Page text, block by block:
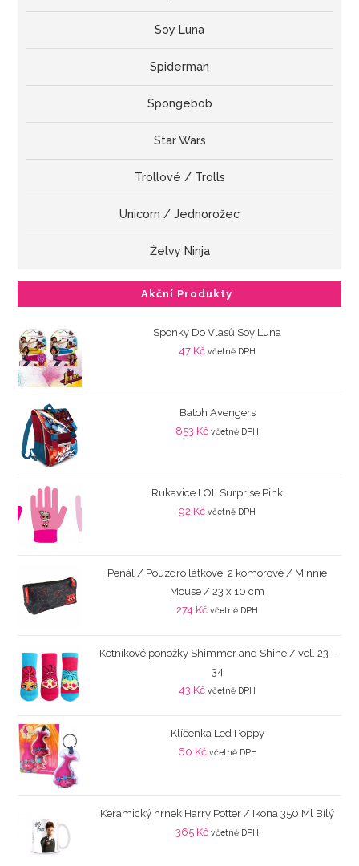
Soy Luna
Spiderman
Spongebob
Star Wars
Trollové / Trolls
Unicorn / Jednorožec
Želvy Ninja
Akční Produkty
Sponky Do Vlasů Soy Luna
47 Kč včetně DPH
Batoh Avengers
853 Kč včetně DPH
Rukavice LOL Surprise Pink
92 Kč včetně DPH
Penál / Pouzdro látkové, 2 komorové / Minnie
Mouse / 23 x 10 cm
274 Kč včetně DPH
Kotníkové ponožky Shimmer and Shine / vel. 23 -
34
43 Kč včetně DPH
Klíčenka Led Poppy
60 Kč včetně DPH
Keramický hrnek Harry Potter / Ikona 350 Ml Bílý
365 Kč včetně DPH